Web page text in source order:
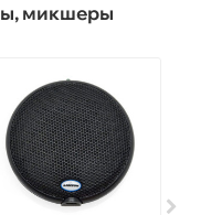
микшеры